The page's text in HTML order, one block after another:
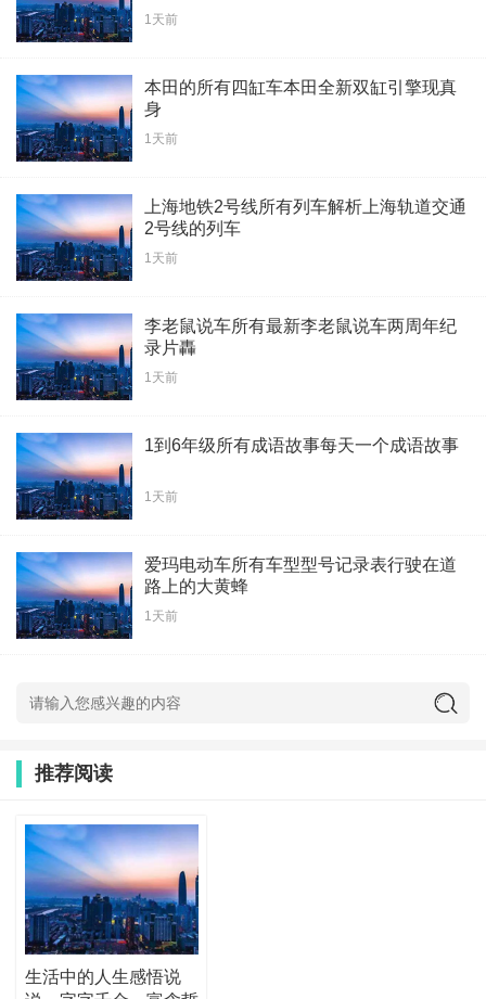
1天前
本田的所有四缸车本田全新双缸引擎现真
身
1天前
上海地铁2号线所有列车解析上海轨道交通
2号线的列车
1天前
李老鼠说车所有最新李老鼠说车两周年纪
录片轟
1天前
1到6年级所有成语故事每天一个成语故事
1天前
爱玛电动车所有车型型号记录表行驶在道
路上的大黄蜂
1天前
推荐阅读
生活中的人生感悟说